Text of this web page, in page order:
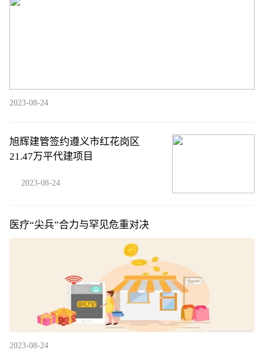
2023-08-24
旭辉建管签约遵义市红花岗区
21.47万平代建项目
2023-08-24
医疗“尖兵”合力与罕见危重对决
2023-08-24